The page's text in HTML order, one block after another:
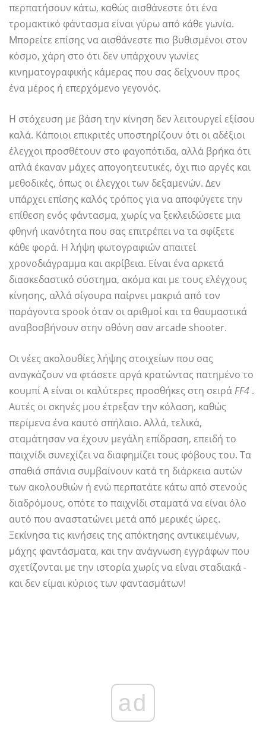
περπατήσουν κάτω, καθώς αισθάνεστε ότι ένα
τρομακτικό φάντασμα είναι γύρω από κάθε γωνία.
Μπορείτε επίσης να αισθάνεστε πιο βυθισμένοι στον
κόσμο, χάρη στο ότι δεν υπάρχουν γωνίες
κινηματογραφικής κάμερας που σας δείχνουν προς
ένα μέρος ή επερχόμενο γεγονός.
Η στόχευση με βάση την κίνηση δεν λειτουργεί εξίσου
καλά. Κάποιοι επικριτές υποστηρίζουν ότι οι αδέξιοι
έλεγχοι προσθέτουν στο φαγοπότιδα, αλλά βρήκα ότι
απλά έκαναν μάχες απογοητευτικές, όχι πιο αργές και
μεθοδικές, όπως οι έλεγχοι των δεξαμενών. Δεν
υπάρχει επίσης καλός τρόπος για να αποφύγετε την
επίθεση ενός φάντασμα, χωρίς να ξεκλειδώσετε μια
φθηνή ικανότητα που σας επιτρέπει να τα σφίξετε
κάθε φορά. Η λήψη φωτογραφιών απαιτεί
χρονοδιάγραμμα και ακρίβεια. Είναι ένα αρκετά
διασκεδαστικό σύστημα, ακόμα και με τους ελέγχους
κίνησης, αλλά σίγουρα παίρνει μακριά από τον
παράγοντα spook όταν οι αριθμοί και τα θαυμαστικά
αναβοσβήνουν στην οθόνη σαν arcade shooter.
Οι νέες ακολουθίες λήψης στοιχείων που σας
αναγκάζουν να φτάσετε αργά κρατώντας πατημένο το
κουμπί A είναι οι καλύτερες προσθήκες στη σειράFF4 .
Αυτές οι σκηνές μου έτρεξαν την κόλαση, καθώς
περίμενα ένα καυτό σπήλαιο. Αλλά, τελικά,
σταμάτησαν να έχουν μεγάλη επίδραση, επειδή το
παιχνίδι συνεχίζει να διαφημίζει τους φόβους του. Τα
σπαθιά σπάνια συμβαίνουν κατά τη διάρκεια αυτών
των ακολουθιών ή ενώ περπατάτε κάτω από στενούς
διαδρόμους, οπότε το παιχνίδι σταματά να είναι όλο
αυτό που αναστατώνει μετά από μερικές ώρες.
Ξεκίνησα τις κινήσεις της απόκτησης αντικειμένων,
μάχης φαντάσματα, και την ανάγνωση εγγράφων που
σχετίζονται με την ιστορία χωρίς να είναι σταδιακά -
και δεν είμαι κύριος των φαντασμάτων!
ad